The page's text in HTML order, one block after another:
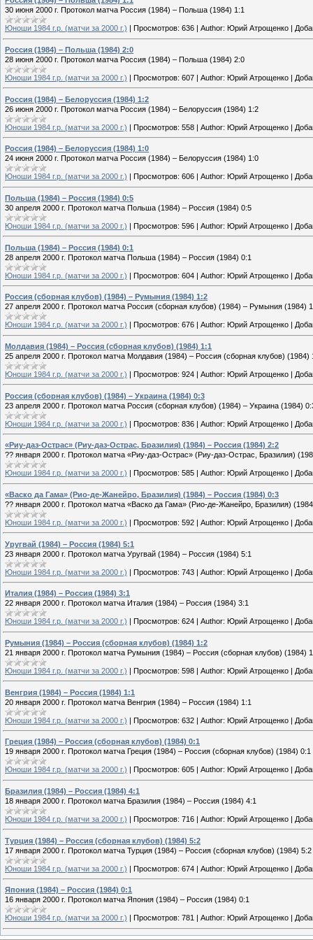
30 июня 2000 г. Протокол матча Россия (1984) – Польша (1984) 1:1
Юноши 1984 г.р. (матчи за 2000 г.) Просмотров: 636 Author: Юрий Атрощенко
Россия (1984) – Польша (1984) 2:0
28 июня 2000 г. Протокол матча Россия (1984) – Польша (1984) 2:0
Юноши 1984 г.р. (матчи за 2000 г.) | Просмотров: 607 | Author: Юрий Атрощенко |
Россия (1984) – Белоруссия (1984) 1:2
26 июня 2000 г. Протокол матча Россия (1984) – Белоруссия (1984) 1:2
Юноши 1984 г.р. (матчи за 2000 г.) | Просмотров: 558 | Author: Юрий Атрощенко |
Россия (1984) – Белоруссия (1984) 1:0
24 июня 2000 г. Протокол матча Россия (1984) – Белоруссия (1984) 1:0
Юноши 1984 г.р. (матчи за 2000 г.) Просмотров: 606 Author: Юрий Атрощенко
Польша (1984) – Россия (1984) 0:5
30 апреля 2000 г. Протокол матча Польша (1984) – Россия (1984) 0:5
Юноши 1984 г.р. (матчи за 2000 г.) | Просмотров: 596 | Author: Юрий Атрощенко |
Польша (1984) – Россия (1984) 0:1
28 апреля 2000 г. Протокол матча Польша (1984) – Россия (1984) 0:1
Юноши 1984 г.р. (матчи за 2000 г.) | Просмотров: 604 | Author: Юрий Атрощенко |
Россия (сборная клубов) (1984) – Румыния (1984) 1:2
27 апреля 2000 г. Протокол матча Россия (сборная клубов) (1984) – Румыния (1984)
Юноши 1984 г.р. (матчи за 2000 г.) Просмотров: 676 Author: Юрий Атрощенко
Молдавия (1984) – Россия (сборная клубов) (1984) 1:1
25 апреля 2000 г. Протокол матча Молдавия (1984) – Россия (сборная клубов) (1984)
Юноши 1984 г.р. (матчи за 2000 г.) | Просмотров: 924 | Author: Юрий Атрощенко |
Россия (сборная клубов) (1984) – Украина (1984) 0:3
23 апреля 2000 г. Протокол матча Россия (сборная клубов) (1984) – Украина (1984)
Юноши 1984 г.р. (матчи за 2000 г.) | Просмотров: 836 | Author: Юрий Атрощенко |
«Риу-даз-Острас» (Риу-даз-Острас, Бразилия) (1984) – Россия (1984) 2:2
?? января 2000 г. Протокол матча «Риу-даз-Острас» (Риу-даз-Острас, Бразилия)
Юноши 1984 г.р. (матчи за 2000 г.) Просмотров: 585 Author: Юрий Атрощенко
«Васко да Гама» (Рио-де-Жанейро, Бразилия) (1984) – Россия (1984) 0:3
?? января 2000 г. Протокол матча «Васко да Гама» (Рио-де-Жанейро, Бразилия)
Юноши 1984 г.р. (матчи за 2000 г.) | Просмотров: 592 | Author: Юрий Атрощенко |
Уругвай (1984) – Россия (1984) 5:1
23 января 2000 г. Протокол матча Уругвай (1984) – Россия (1984) 5:1
Юноши 1984 г.р. (матчи за 2000 г.) | Просмотров: 743 | Author: Юрий Атрощенко |
Италия (1984) – Россия (1984) 3:1
22 января 2000 г. Протокол матча Италия (1984) – Россия (1984) 3:1
Юноши 1984 г.р. (матчи за 2000 г.) Просмотров: 624 Author: Юрий Атрощенко
Румыния (1984) – Россия (сборная клубов) (1984) 1:2
21 января 2000 г. Протокол матча Румыния (1984) – Россия (сборная клубов) (1984)
Юноши 1984 г.р. (матчи за 2000 г.) | Просмотров: 598 | Author: Юрий Атрощенко |
Венгрия (1984) – Россия (1984) 1:1
20 января 2000 г. Протокол матча Венгрия (1984) – Россия (1984) 1:1
Юноши 1984 г.р. (матчи за 2000 г.) | Просмотров: 632 | Author: Юрий Атрощенко |
Греция (1984) – Россия (сборная клубов) (1984) 0:1
19 января 2000 г. Протокол матча Греция (1984) – Россия (сборная клубов) (1984) 0:1
Юноши 1984 г.р. (матчи за 2000 г.) Просмотров: 605 Author: Юрий Атрощенко
Бразилия (1984) – Россия (1984) 4:1
18 января 2000 г. Протокол матча Бразилия (1984) – Россия (1984) 4:1
Юноши 1984 г.р. (матчи за 2000 г.) | Просмотров: 716 | Author: Юрий Атрощенко |
Турция (1984) – Россия (сборная клубов) (1984) 5:2
17 января 2000 г. Протокол матча Турция (1984) – Россия (сборная клубов) (1984) 5:2
Юноши 1984 г.р. (матчи за 2000 г.) | Просмотров: 674 | Author: Юрий Атрощенко |
Япония (1984) – Россия (1984) 0:1
16 января 2000 г. Протокол матча Япония (1984) – Россия (1984) 0:1
Юноши 1984 г.р. (матчи за 2000 г.) Просмотров: 781 Author: Юрий Атрощенко